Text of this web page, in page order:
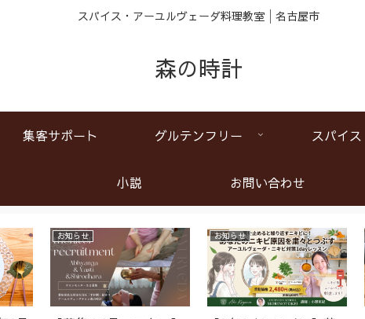
スパイス・アーユルヴェーダ料理教室│名古屋市
森の時計
集客サポート グルテンフリー スパイス
小説 お問い合わせ
お知らせ お知らせ